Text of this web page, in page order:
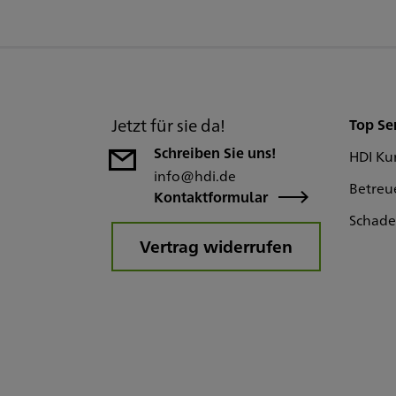
Jetzt für sie da!
Schreiben Sie uns!
info@hdi.de
Kontaktformular
Vertrag widerrufen
Top
HDI